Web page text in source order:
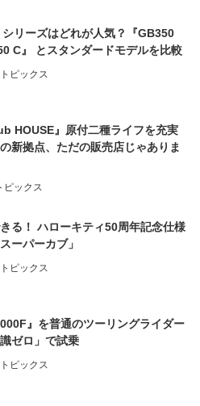
シリーズはどれが人気？『GB350
C』 とスタンダードモデルを比較
トピックス
HOUSE』原付二種ライフを充実
新拠点、ただの販売店じゃありま
ピックス
る！ ハローキティ50周年記念仕様
ーパーカブ」
トピックス
』を普通のツーリングライダー
ゼロ」で試乗
トピックス